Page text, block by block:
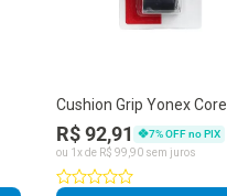
Cushion Grip Yonex Core
Tape Preto
R$ 92,91 7% OFF no PIX
ou 1 x de R$ 99,90sem juros